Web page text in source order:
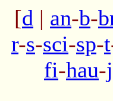
[d | an-b-
r-s-sci-sp-t
fi-hau-